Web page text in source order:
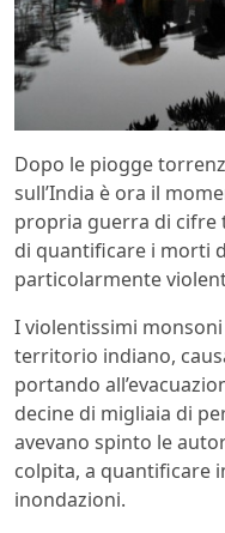
Dopo le piogge
sull’India è ora il
propria guerra di cifre
di quantificare i morti
particolarmente
I violentissimi
territorio indiano,
portando
decine di migliaia di
avevano spinto le
colpita, a quantificare
inondazioni.